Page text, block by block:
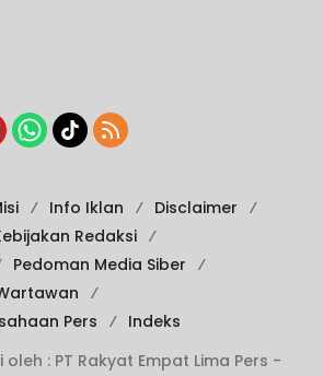
Info Iklan
Disclaimer
Redaksi
Pedoman Media Siber
Pers
Indeks
: PT Rakyat Empat Lima Pers -